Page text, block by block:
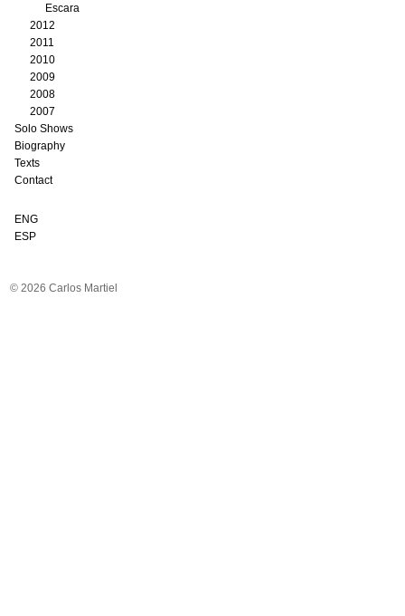
Escara
2012
2011
2010
2009
2008
2007
Solo Shows
Biography
Texts
Contact
ENG
ESP
© 2026 Carlos Martiel